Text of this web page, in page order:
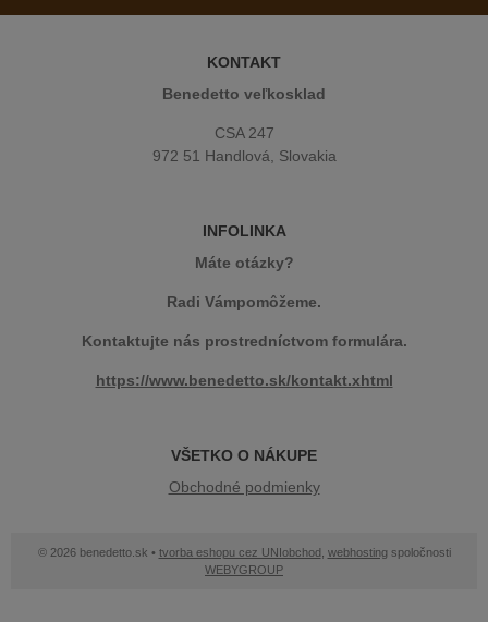
KONTAKT
Benedetto veľkosklad
CSA 247
972 51 Handlová, Slovakia
INFOLINKA
Máte otázky?
Radi Vámpomôžeme.
Kontaktujte nás prostredníctvom formulára.
https://www.benedetto.sk/kontakt.xhtml
VŠETKO O NÁKUPE
Obchodné podmienky
© 2026 benedetto.sk • tvorba eshopu cez UNIobchod webhostingspoločnosti
WEBYGROUP